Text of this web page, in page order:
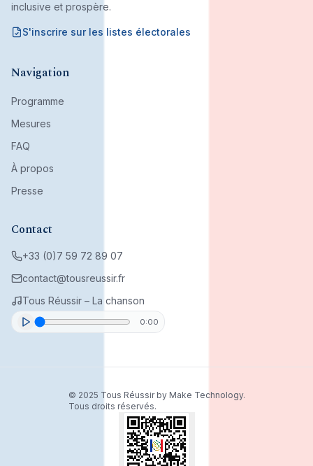
inclusive et prospère.
S'inscrire sur les listes électorales
Navigation
Programme
Mesures
FAQ
À propos
Presse
Contact
+33 (0)7 59 72 89 07
contact@tousreussir.fr
Tous Réussir – La chanson
0:00
© 2025 Tous Réussir by Make Technology.
Tous droits réservés.